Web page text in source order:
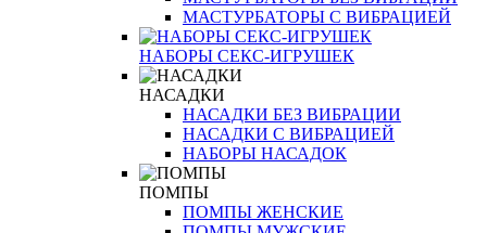
МАСТУРБАТОРЫ С ВИБРАЦИЕЙ
НАБОРЫ СЕКС-ИГРУШЕК
НАСАДКИ
НАСАДКИ БЕЗ ВИБРАЦИИ
НАСАДКИ С ВИБРАЦИЕЙ
НАБОРЫ НАСАДОК
ПОМПЫ
ПОМПЫ ЖЕНСКИЕ